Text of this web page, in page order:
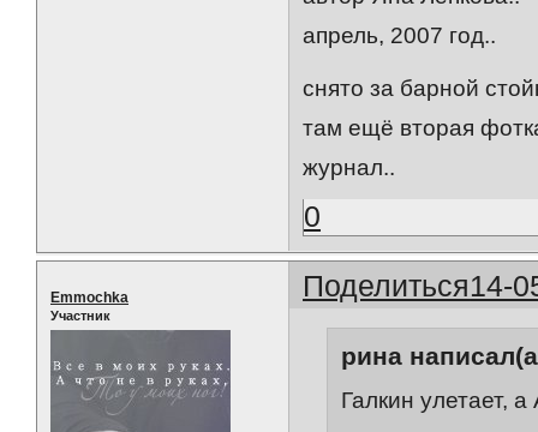
апрель, 2007 год..
снято за барной
там ещё вторая
журнал..
0
Поделиться14-
Emmochka
Участник
рина
Галкин улетает,